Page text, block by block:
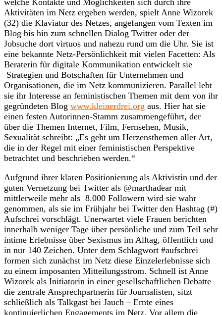
welche Kontakte und Möglichkeiten sich durch ihre
Aktivitäten im Netz ergeben werden, spielt Anne Wizorek
(32) die Klaviatur des Netzes, angefangen vom Texten im
Blog bis hin zum schnellen Dialog Twitter oder der
Jobsuche dort virtuos und nahezu rund um die Uhr. Sie ist
eine bekannte Netz-Persönlichkeit mit vielen Facetten: Als
Beraterin für digitale Kommunikation entwickelt sie
Strategien und Botschaften für Unternehmen und
Organisationen, die im Netz kommunizieren. Parallel lebt
sie ihr Interesse an feministischen Themen mit dem von ihr
gegründeten Blog www.kleinerdrei.org aus. Hier hat sie
einen festen Autorinnen-Stamm zusammengeführt, der
über die Themen Internet, Film, Fernsehen, Musik,
Sexualität schreibt: „Es geht um Herzensthemen aller Art,
die in der Regel mit einer feministischen Perspektive
betrachtet und beschrieben werden.“
Aufgrund ihrer klaren Positionierung als Aktivistin und der
guten Vernetzung bei Twitter als @marthadear mit
mittlerweile mehr als 8.000 Followern wird sie wahr
genommen, als sie im Frühjahr bei Twitter den Hashtag (#)
Aufschrei vorschlägt. Unerwartet viele Frauen berichten
innerhalb weniger Tage über persönliche und zum Teil sehr
intime Erlebnisse über Sexismus im Alltag, öffentlich und
in nur 140 Zeichen. Unter dem Schlagwort #aufschrei
formen sich zunächst im Netz diese Einzelerlebnisse sich
zu einem imposanten Mitteilungsstrom. Schnell ist Anne
Wizorek als Initiatorin in einer gesellschaftlichen Debatte
die zentrale Ansprechpartnerin für Journalisten, sitzt
schließlich als Talkgast bei Jauch – Ernte eines
kontinuierlichen Engagements im Netz. Vor allem die